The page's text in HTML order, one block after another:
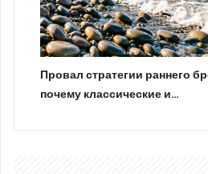
Провал стратегии раннего
почему классические и…